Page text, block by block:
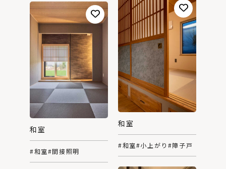
和室
#和室#小上がり #障子戸
和室
#和室#間接照明